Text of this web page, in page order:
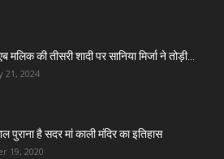
मलिक की तीसरी शादी पर सानिया मिर्जा ने तोड़ी...
21, 2024
पुराना है सदर मां काली मंदिर का इतिहास
19, 2020